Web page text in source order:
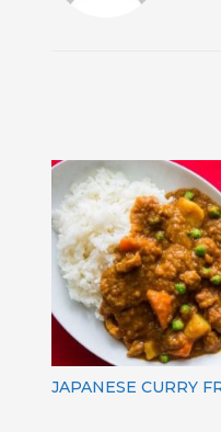
JAPANESE CURRY